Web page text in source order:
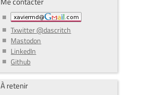
Txwitter @dascritch
Mastodon
LinkedIn
Github
À retenir